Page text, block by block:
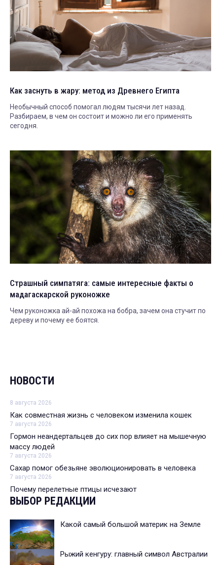
Как заснуть в жару: метод из Древнего Египта
Необычный способ помогал людям тысячи лет назад.
Разбираем, в чем он состоит и можно ли его применять
сегодня.
Страшный симпатяга: самые интересные факты о
мадагаскарской руконожке
Чем руконожка ай-ай похожа на бобра, зачем она стучит по
дереву и почему ее боятся.
НОВОСТИ
8 августа 2026
Как совместная жизнь с человеком изменила кошек
7 августа 2026
Гормон неандертальцев до сих пор влияет на мышечную
массу людей
7 августа 2026
Сахар помог обезьяне эволюционировать в человека
7 августа 2026
Почему перелетные птицы исчезают
ВЫБОР РЕДАКЦИИ
Какой самый большой материк на Земле
Рыжий кенгуру: главный символ Австралии